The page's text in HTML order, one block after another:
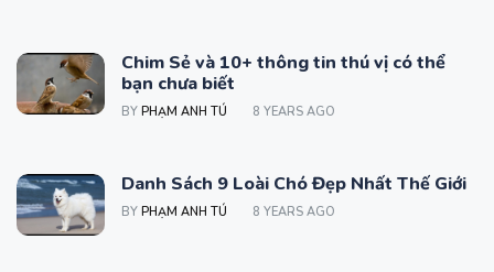
Chim Sẻ và 10+ thông tin thú vị có thể
bạn chưa biết
BY PHẠM ANH TÚ 8 YEARS AGO
Danh Sách 9 Loài Chó Đẹp Nhất Thế Giới
BY PHẠM ANH TÚ 8 YEARS AGO